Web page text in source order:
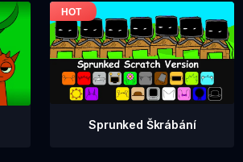
Sprunked Škrábání